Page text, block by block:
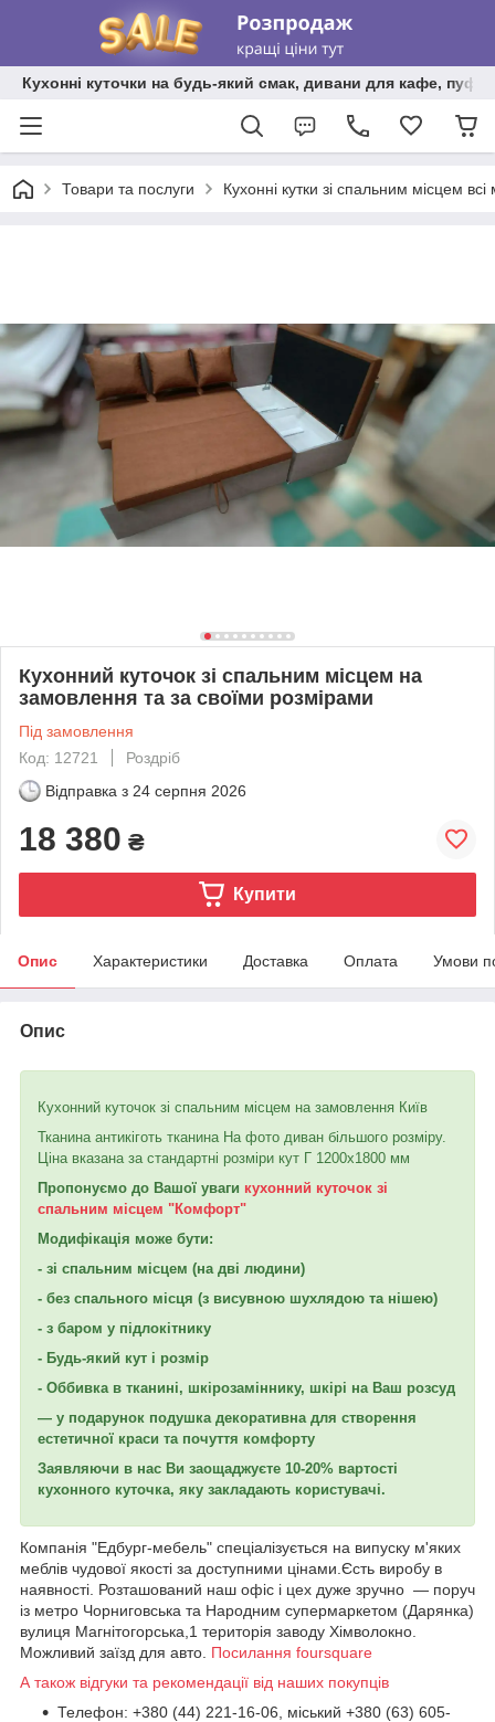
Кухонні куточки на будь-який смак, дивани для кафе,
Товари та послуги Кухонні кутки зі спальним місцем всі
Кухонний куточок зі спальним місцем на
замовлення та за своїми розмірами
Під замовлення
Код: 12721
Роздріб
Відправка з 24 серпня 2026
18 380 ₴
Купити
Опис Характеристики Доставка Оплата Умови
Опис
Кухонний куточок зі спальним місцем на замовлення Київ
Тканина антикіготь тканина На фото диван більшого розміру.
Ціна вказана за стандартні розміри кут Г 1200х1800 мм
Пропонуємо до Вашої уваги кухонний куточок зі
спальним місцем "Комфорт"
Модифікація може бути:
- зі спальним місцем (на дві людини)
- без спального місця (з висувною шухлядою та нішею)
- з баром у підлокітнику
- Будь-який кут і розмір
- Оббивка в тканині, шкірозаміннику, шкірі на Ваш розсуд
— у подарунок подушка декоративна для створення
естетичної краси та почуття комфорту
Заявляючи в нас Ви заощаджуєте 10-20% вартості
кухонного куточка, яку закладають користувачі.
Компанія "Едбург-мебель" спеціалізується на випуску м'яких
меблів чудової якості за доступними цінами.Єсть виробу в
наявності. Розташований наш офіс і цех дуже зручно — поруч
із метро Чорниговська та Народним супермаркетом (Дарянка)
вулиця Магнітогорська,1 територія заводу Хімволокно.
Можливий заїзд для авто. Посилання foursquare
А також відгуки та рекомендації від наших покупців
Телефон: +380 (44) 221-16-06, міський +380 (63) 605-